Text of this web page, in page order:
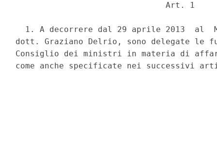
                               Art. 1
1. A decorrere dal 29 aprile 2013  al
dott. Graziano Delrio, sono delegate le
Consiglio dei ministri in materia di